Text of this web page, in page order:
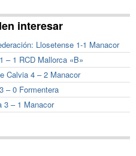
interesar
Llosetense 1-1 Manacor
– 1 RCD Mallorca «B»
Calvia 4 – 2 Manacor
– 0 Formentera
3 – 1 Manacor